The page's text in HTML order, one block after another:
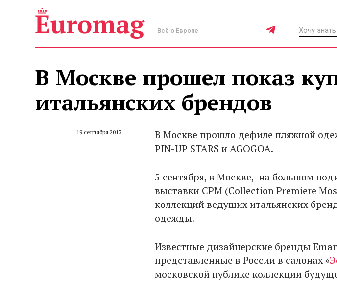
Всё о Европе
В Москве прошел показ
итальянских брендов
19 сентября 2013
В Москве прошло дефиле пляжной
PIN-UP STARS и AGOGOA.
5 сентября, в Москве, на большом
выставки CPM (Collection Premiere
коллекций ведущих итальянских
одежды.
Известные дизайнерские бренды
представленные в России в салонах «
московской публике коллекции